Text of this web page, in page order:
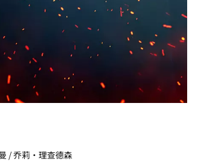
/ 乔莉·理查德森